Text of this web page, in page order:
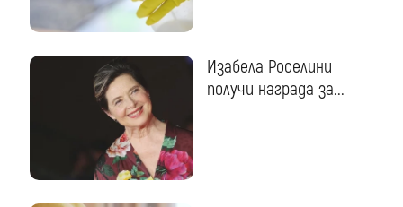
Изабела Роселини
получи награда за...